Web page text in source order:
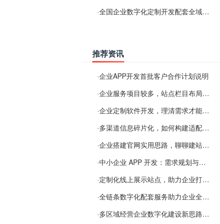
·全国企业数字化定制开发配套全域搜索优化服务
推荐资讯
·企业APP开发首批客户合作计划说明
·企业服务项目较多，站点栏目布局规划参考思路
·企业定制软件开发，理清需求才能提升数字化落地效率
·多渠道信息碎片化，如何构建适配 AI 检索的品牌信息源
·企业搭建官网实用思路，聊聊建站容易忽视的问题
·中小企业 APP 开发：需求规划与项目落地避坑经验分享
·定制化线上展示站点，助力企业打通线上经营渠道
·全链条数字化配套服务助力企业全域线上经营
·多区域经营企业数字化建设新思路：多端载体与地域检索一体化落地思路分享